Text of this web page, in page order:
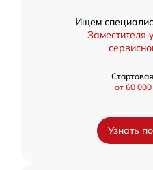
Ищем
Заместителя
от 60
Узнать